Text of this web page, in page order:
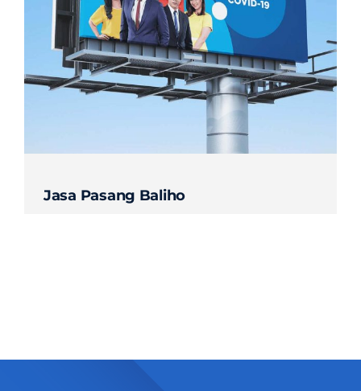
Contact
Jasa Pasang Baliho